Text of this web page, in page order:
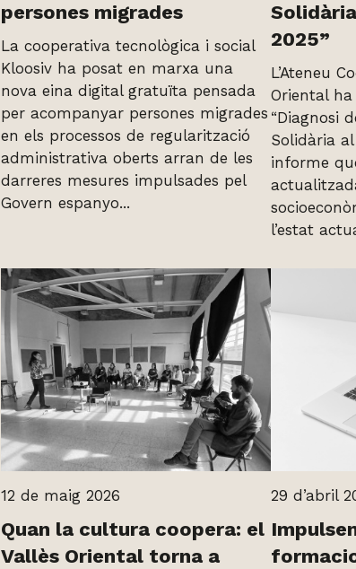
persones migrades
La cooperativa tecnològica i social
Kloosiv ha posat en marxa una
nova eina digital gratuïta pensada
per acompanyar persones migrades
en els processos de regularització
administrativa oberts arran de les
darreres mesures impulsades pel
Govern espanyo...
2025”
L’Ateneu
Oriental
“Diagnosi
Solidària al
informe
l’estat
12 de maig 2026
Quan la cultura coopera: el
Vallès Oriental torna a
29 d’abril